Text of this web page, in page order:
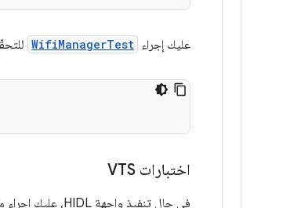
عليك إجراء WifiManagerTest
اختبارات VTS
في حال تنفيذ واجهة HIDL، عليك إجراء ما يلي: